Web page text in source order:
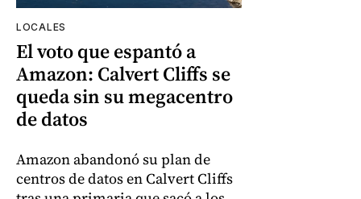
LOCALES
El voto que espantó a
Amazon: Calvert Cliffs se
queda sin su megacentro
de datos
Amazon abandonó su plan de
centros de datos en Calvert Cliffs